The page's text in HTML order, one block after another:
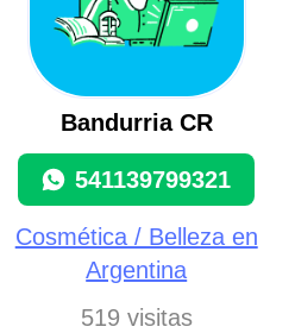
Bandurria CR
541139799321
Cosmética / Belleza en
Argentina
519 visitas